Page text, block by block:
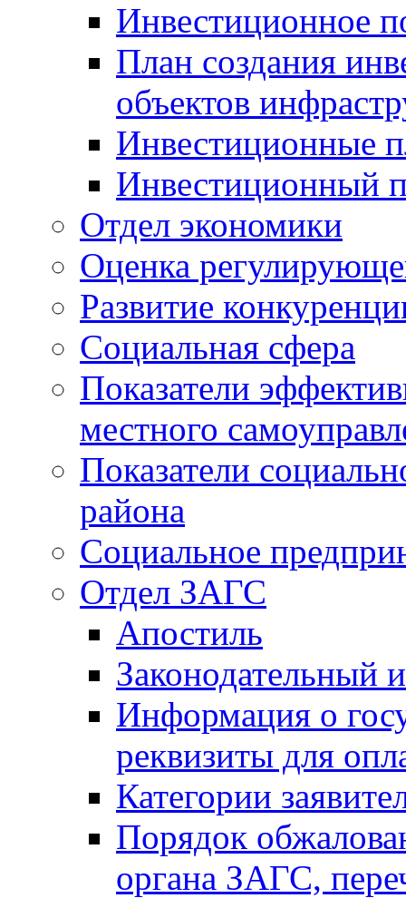
Инвестиционное
План создания
объектов
Инвестиционные
Инвестиционный
Отдел экономики
Оценка
Развитие
Социальная сфера
Показатели
местного
Показатели
района
Социальное
Отдел ЗАГС
Апостиль
Законодательный
Информация о
реквизиты для
Категории
Порядок
органа ЗАГС,